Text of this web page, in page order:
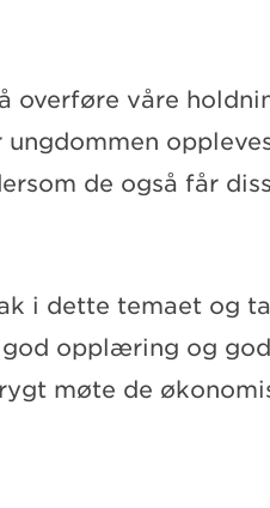
overføre våre
de også får
i dette temaet og
opplæring og
møte de